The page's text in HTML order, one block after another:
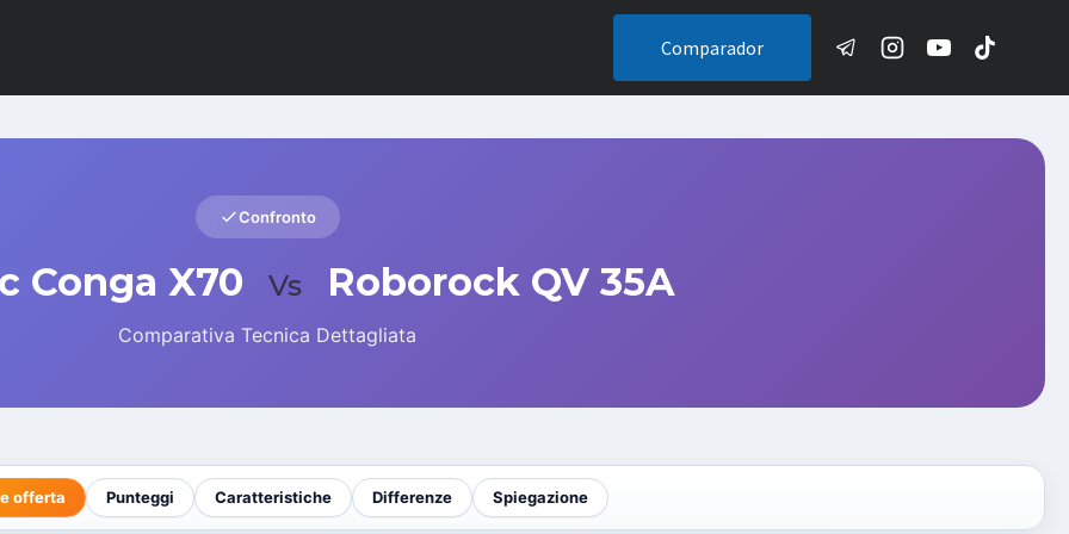
Comparador
Confronto
Conga X70 Vs Roborock QV 35A
Comparativa Tecnica Dettagliata
offerta Punteggi Caratteristiche Differenze Spiegazione